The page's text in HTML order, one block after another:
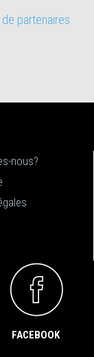
partenaires
nous?
FACEBOOK